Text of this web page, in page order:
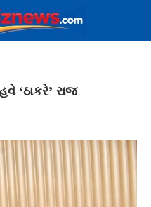
‘ઠાકરે’ રાજ